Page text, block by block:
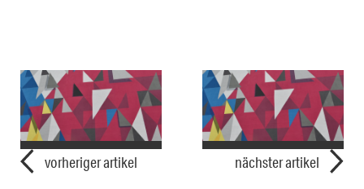
vorheriger artikel nächster artikel